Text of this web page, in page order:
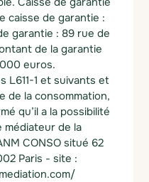
caisse de garantie :
garantie : 89 rue de
de la garantie
euros.
L611-1 et suivants et
de la consommation,
qu’il a la possibilité
de la
CONSO situé 62
Paris - site :